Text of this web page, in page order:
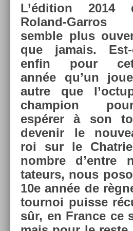
L’édi­tion 2014
Roland-Garros
semble plus
que jamais. Est-
enfin pour
année qu’un
autre que
champ­ion
espérer à son
de­venir le
roi sur le
nombre d’entre
tateurs, nous
10e année de
tour­noi puis­se
sûr, en Fran­ce ce